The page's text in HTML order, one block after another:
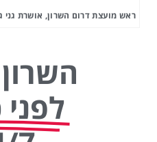
ראש מועצת דרום השרון, אושרת גני